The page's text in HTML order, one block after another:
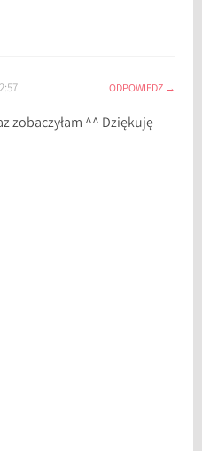
ODPOWIEDZ
zobaczyłam ^^ Dziękuję